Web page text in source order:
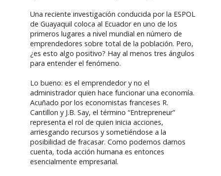
Una reciente investigación conducida por la ESPOL
de Guayaquil coloca al Ecuador en uno de los
primeros lugares a nivel mundial en número de
emprendedores sobre total de la población. Pero,
¿es esto algo positivo? Hay al menos tres ángulos
para entender el fenómeno.
Lo bueno: es el emprendedor y no el
administrador quien hace funcionar una economía.
Acuñado por los economistas franceses R.
Cantillon y J.B. Say, el término “Entrepreneur”
representa el rol de quien inicia acciones,
arriesgando recursos y sometiéndose a la
posibilidad de fracasar. Como podemos darnos
cuenta, toda acción humana es entonces
esencialmente empresarial.